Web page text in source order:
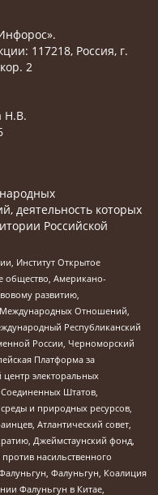
117218, Россия, г.
2
Н.В.
деятельность которых
Российской
Институт Открытое
общество, Американо-
развитию,
Отношений,
Республиканский
России, Черноморский
Платформа за
электоральных
Штатов,
и природных ресурсов,
Атлантический совет,
Джеймстаунский фонд,
насильственного
Фалуньгун, Коалиция
Фалуньгун в Китае,